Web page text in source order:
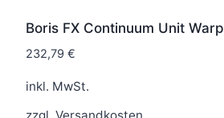
Boris FX Continuum Unit Warp
232,79 €
inkl. MwSt.
zzgl. Versandkosten